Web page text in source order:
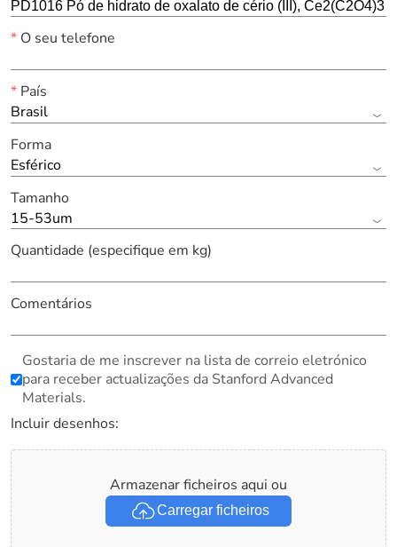
*O seu telefone
*País
Brasil
Forma
Esférico
Tamanho
15-53um
Quantidade (especifique em kg)
Comentários
Gostaria de me inscrever na lista de correio eletrónico
para receber actualizações da Stanford Advanced
Materials.
Incluir desenhos:
Armazenar ficheiros aqui ou
Carregar ficheiros